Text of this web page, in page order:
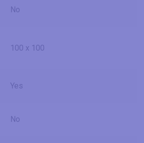
No
100 x 100
Yes
No